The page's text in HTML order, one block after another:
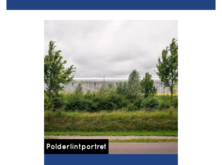
Polderlintportret